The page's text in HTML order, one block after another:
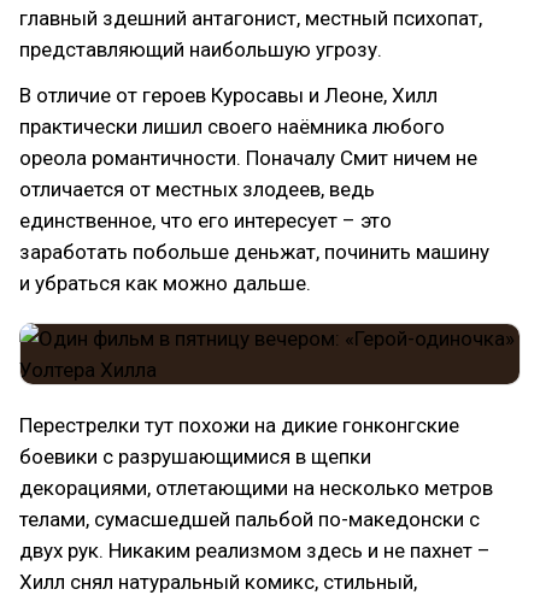
главный здешний антагонист, местный психопат,
представляющий наибольшую угрозу.
В отличие от героев Куросавы и Леоне, Хилл
практически лишил своего наёмника любого
ореола романтичности. Поначалу Смит ничем не
отличается от местных злодеев, ведь
единственное, что его интересует – это
заработать побольше деньжат, починить машину
и убраться как можно дальше.
Перестрелки тут похожи на дикие гонконгские
боевики с разрушающимися в щепки
декорациями, отлетающими на несколько метров
телами, сумасшедшей пальбой по-македонски с
двух рук. Никаким реализмом здесь и не пахнет –
Хилл снял натуральный комикс, стильный,